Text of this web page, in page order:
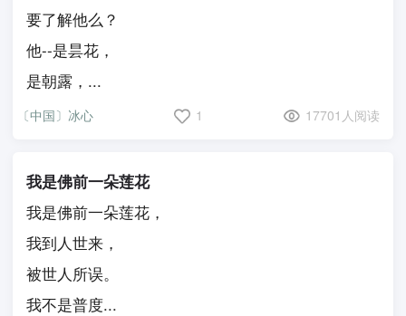
要了解他么？
他--是昙花，
是朝露，...
〔中国〕冰心 1 17701人阅读
我是佛前一朵莲花
我是佛前一朵莲花，
我到人世来，
被世人所误。
我不是普度...